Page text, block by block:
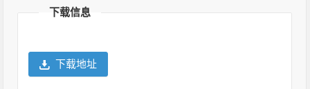
下载信息
下载地址